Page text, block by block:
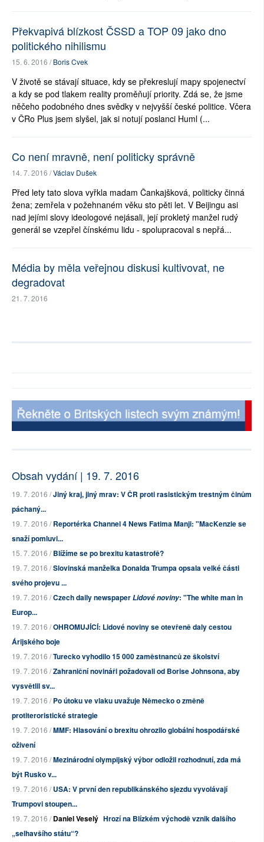
Překvapivá blízkost ČSSD a TOP 09 jako dno
politického nihilismu
15. 6. 2016 /Boris Cvek
V životě se stávají situace, kdy se překreslují mapy spojenectví
a kdy se pod tlakem reality proměňují priority. Zdá se, že jsme
něčeho podobného dnes svědky v nejvyšší české politice. Včera
v ČRo Plus jsem slyšel, jak si notují poslanci Huml (...
Co není mravně, není politicky správně
14. 7. 2016 /Václav Dušek
Před lety tato slova vyřkla madam Čankajšková, politicky činná
žena; zemřela v požehnaném věku sto pěti let. V Beijingu asi
nad jejími slovy ideologové nejásali, její prokletý manžel rudý
generál se vzepřel čínskému lidu - spolupracoval s nepřá...
Média by měla veřejnou diskusi kultivovat, ne
degradovat
21. 7. 2016
Obsah vydání | 19. 7. 2016
19. 7. 2016 /Jiný kraj, jiný mrav: V ČR proti rasistickým trestným činům
páchaný...
19. 7. 2016 /Reportérka Channel 4 News Fatima Manji: "MacKenzie se
snaží pomluvi...
15. 7. 2016 /Blížíme se po brexitu katastrofě?
19. 7. 2016 /Slovinská manželka Donalda Trumpa opsala velké části
svého projevu ...
19. 7. 2016 /Czech daily newspaperLidové noviny: "The white man in
Europ...
19. 7. 2016 /OHROMUJÍCÍ: Lidové noviny se otevřeně daly cestou
Árijského boje
19. 7. 2016 /Turecko vyhodilo 15 000 zaměstnanců ze školství
19. 7. 2016 /Zahraniční novináři požadovali od Borise Johnsona, aby
vysvětlil sv...
19. 7. 2016 /Po útoku ve vlaku uvažuje Německo o změně
protiteroristické strategie
19. 7. 2016 /MMF: Hlasování o brexitu ohrozilo globální hospodářské
oživení
19. 7. 2016 /Mezinárodní olympijský výbor odložil rozhodnutí, zda má
být Rusko v...
19. 7. 2016 /USA: V první den republikánského sjezdu vyvolávají
Trumpovi stoupen...
19. 7. 2016 /Daniel Veselý Hrozí na Blízkém východě vznik dalšího
„selhavšího státu“?